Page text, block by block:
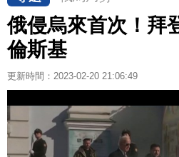
俄侵烏來首次！拜
倫斯基
更新時間：2023-02-20 21:06:49